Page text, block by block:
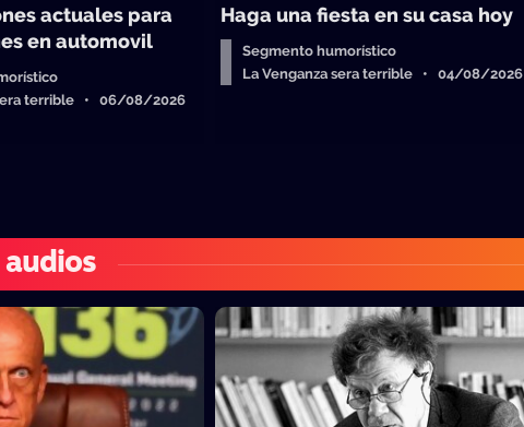
actuales para
en automovil
terrible • 06/08/2026
Haga una fiesta en su casa hoy
Segmento humorístico
La Venganza sera terrible • 04/08/2026